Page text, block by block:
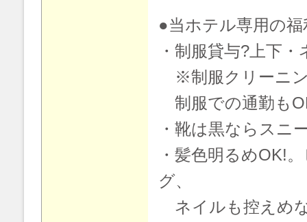
●当ホテル専用の
・制服貸与?上下
※制服クリーニ
制服での通勤も
・靴は黒ならスニ
・髪色明るめOK!
グ、
ネイルも控えめ